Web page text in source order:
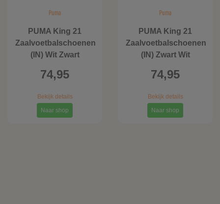
Puma
PUMA King 21
Zaalvoetbalschoenen
(IN) Wit Zwart
74,95
Bekijk details
Naar shop
Puma
PUMA King 21
Zaalvoetbalschoenen
(IN) Zwart Wit
74,95
Bekijk details
Naar shop